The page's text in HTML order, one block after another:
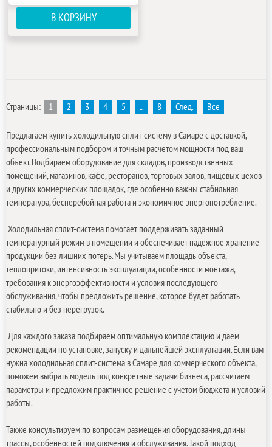
В КОРЗИНУ
Страницы: 1 2 3 4 5 ... 8 След. Все
Предлагаем купить холодильную сплит-систему в Самаре с доставкой,
профессиональным подбором и точным расчетом мощности под ваш
объект. Подбираем оборудование для складов, производственных
помещений, магазинов, кафе, ресторанов, торговых залов, пищевых цехов
и других коммерческих площадок, где особенно важны стабильная
температура, бесперебойная работа и экономичное энергопотребление.
Холодильная сплит-система помогает поддерживать заданный
температурный режим в помещении и обеспечивает надежное хранение
продукции без лишних потерь. Мы учитываем площадь объекта,
теплопритоки, интенсивность эксплуатации, особенности монтажа,
требования к энергоэффективности и условия последующего
обслуживания, чтобы предложить решение, которое будет работать
стабильно и без перегрузок.
Для каждого заказа подбираем оптимальную комплектацию и даем
рекомендации по установке, запуску и дальнейшей эксплуатации. Если вам
нужна холодильная сплит-система в Самаре для коммерческого объекта,
поможем выбрать модель под конкретные задачи бизнеса, рассчитаем
параметры и предложим практичное решение с учетом бюджета и условий
работы.
Также консультируем по вопросам размещения оборудования, длины
трассы, особенностей подключения и обслуживания. Такой подход